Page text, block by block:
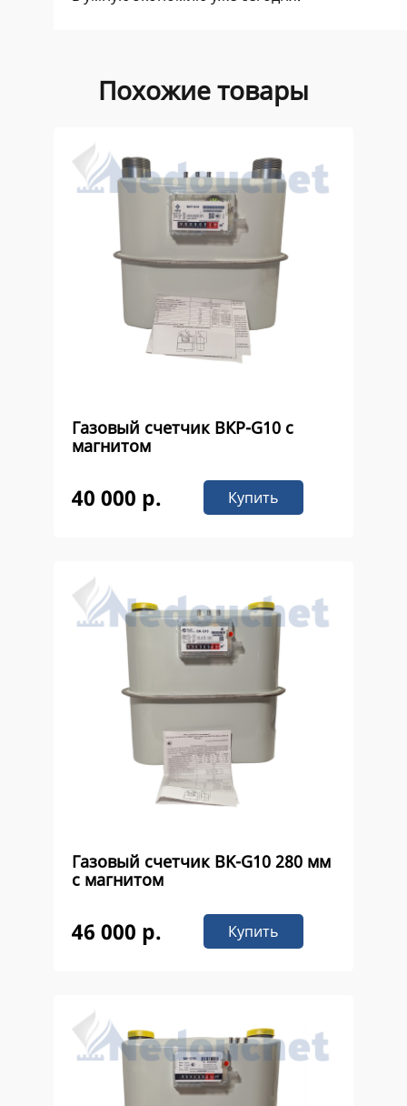
Похожие товары
Газовый счетчик ВКР-G10 с
магнитом
40 000 р. Купить
Газовый счетчик BK-G10 280 мм
с магнитом
46 000 р. Купить